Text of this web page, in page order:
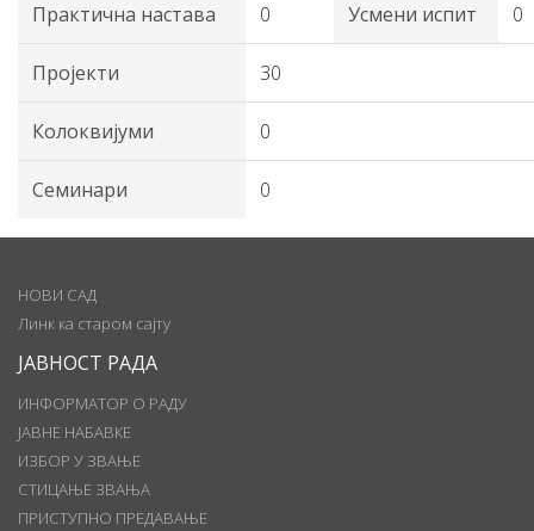
Практична настава 0 Усмени испит 0
Пројекти 30
Колоквијуми 0
Семинари 0
НОВИ САД
Линк ка старом сајту
ЈАВНОСТ РАДА
ИНФОРМАТОР О РАДУ
ЈАВНЕ НАБАВКЕ
ИЗБОР У ЗВАЊЕ
СТИЦАЊЕ ЗВАЊА
ПРИСТУПНО ПРЕДАВАЊЕ